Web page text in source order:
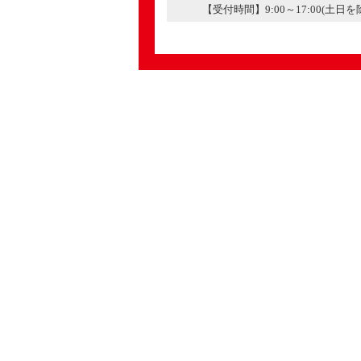
【受付時間】9:00～17:00(土日を